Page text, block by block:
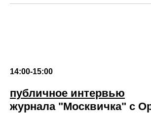
14:00-15:00
публичное интервью
журнала "Москвичка" с